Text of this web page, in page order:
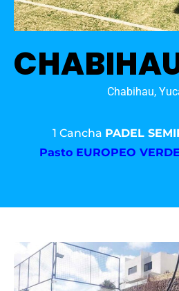
Chabihau,
1 Cancha PADEL
Pasto EUROPEO